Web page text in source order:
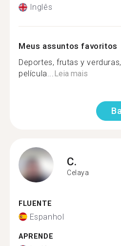
Inglês
Meus assuntos favoritos
Deportes, frutas y
película...Leia mais
C.
Celaya
FLUENTE
Espanhol
APRENDE